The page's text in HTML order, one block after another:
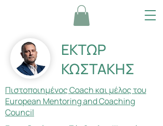
ΕΚΤΩΡ
ΚΩΣΤΑΚΗΣ
Πιστοποιημένος Coach και μέλος του
European Mentoring and Coaching
Council